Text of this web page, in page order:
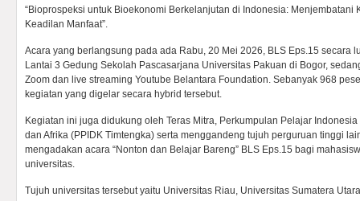
“Bioprospeksi untuk Bioekonomi Berkelanjutan di Indonesia: Menjembatani
Keadilan Manfaat”.
Acara yang berlangsung pada ada Rabu, 20 Mei 2026, BLS Eps.15 secara
Lantai 3 Gedung Sekolah Pascasarjana Universitas Pakuan di Bogor,
Zoom dan live streaming Youtube Belantara Foundation. Sebanyak 968
kegiatan yang digelar secara hybrid tersebut.
Kegiatan ini juga didukung oleh Teras Mitra, Perkumpulan Pelajar
dan Afrika (PPIDK Timtengka) serta menggandeng tujuh perguruan tinggi
mengadakan acara “Nonton dan Belajar Bareng” BLS Eps.15 bagi
universitas.
Tujuh universitas tersebut yaitu Universitas Riau, Universitas Sumatera